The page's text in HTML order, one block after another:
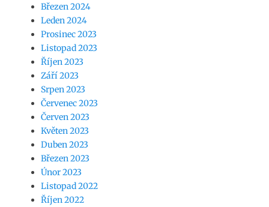
Březen 2024
Leden 2024
Prosinec 2023
Listopad 2023
Říjen 2023
Září 2023
Srpen 2023
Červenec 2023
Červen 2023
Květen 2023
Duben 2023
Březen 2023
Únor 2023
Listopad 2022
Říjen 2022